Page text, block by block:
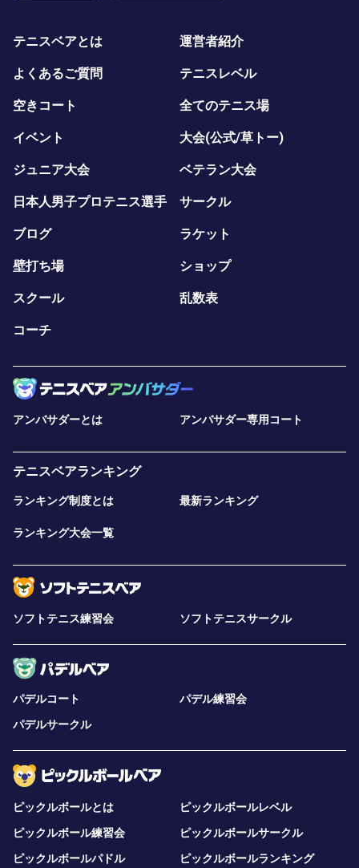
テニスベアとは 運営者紹介
よくあるご質問 テニスレベル
空きコート 全てのテニス場
イベント 大会(公式/草トー)
ジュニア大会 ベテラン大会
日本人男子プロテニス選手 サークル
ブログ ラケット
壁打ち場 ショップ
スクール 乱数表
コーチ
アンバサダーとは アンバサダー専用コート
テニスベアランキング
ランキング制度とは 最新ランキング
ランキング大会一覧
ソフトテニス練習会 ソフトテニスサークル
パデルコート
パデル練習会
パデルサークル
ピックルボールとは
ピックルボールレベル
ピックルボール練習会
ピックルボールサークル
ピックルボールパドル
ピックルボールランキング